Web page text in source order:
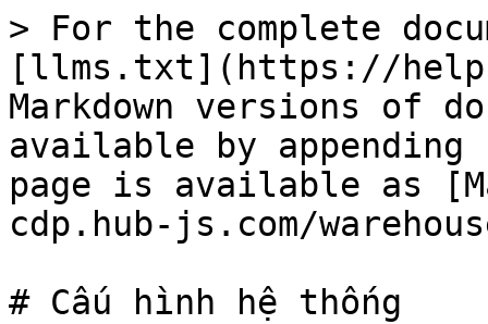
> For the complete
[llms.txt](https://
Markdown versions of
available by
page is available as
cdp.hub-js.com/
# Cấu hình hệ thống